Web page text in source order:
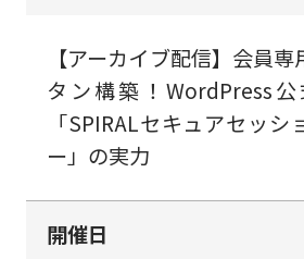
【アーカイブ配信】会員
タン構築！WordPress
「SPIRALセキュアセッシ
ー」の実力
開催日